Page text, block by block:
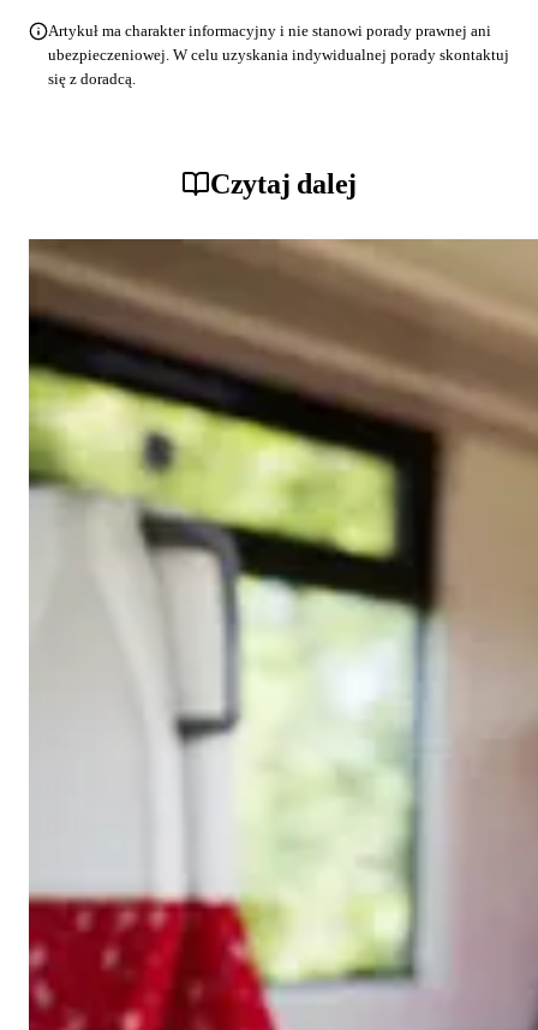
Artykuł ma charakter informacyjny i nie stanowi porady prawnej ani
ubezpieczeniowej. W celu uzyskania indywidualnej porady skontaktuj
się z doradcą.
Czytaj dalej